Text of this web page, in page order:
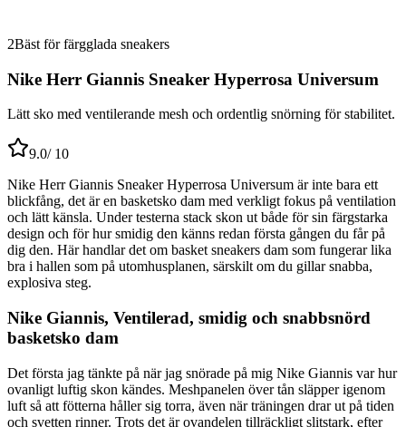
2Bäst för färgglada sneakers
Nike Herr Giannis Sneaker Hyperrosa Universum
Lätt sko med ventilerande mesh och ordentlig snörning för stabilitet.
9.0/ 10
Nike Herr Giannis Sneaker Hyperrosa Universum är inte bara ett
blickfång, det är en basketsko dam med verkligt fokus på ventilation
och lätt känsla. Under testerna stack skon ut både för sin färgstarka
design och för hur smidig den känns redan första gången du får på
dig den. Här handlar det om basket sneakers dam som fungerar lika
bra i hallen som på utomhusplanen, särskilt om du gillar snabba,
explosiva steg.
Nike Giannis, Ventilerad, smidig och snabbsnörd
basketsko dam
Det första jag tänkte på när jag snörade på mig Nike Giannis var hur
ovanligt luftig skon kändes. Meshpanelen över tån släpper igenom
luft så att fötterna håller sig torra, även när träningen drar ut på tiden
och svetten rinner. Trots det är ovandelen tillräckligt slitstark, efter